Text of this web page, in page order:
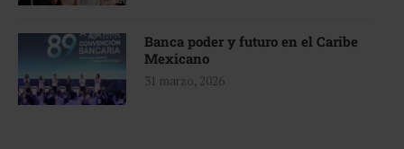
Banca poder y futuro en el Caribe
Mexicano
31 marzo, 2026